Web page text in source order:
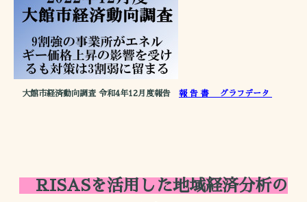
大館市経済動向調査 令和4年12月度報告 報 告 書 グラフデータ
RISASを活用した地域経済分析の